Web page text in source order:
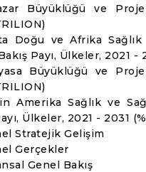
Büyüklüğü ve
Doğu ve Afrika Sağlık
Payı, Ülkeler, 2021 -
Büyüklüğü ve
Amerika Sağlık ve
Ülkeler, 2021 - 2031
Stratejik Gelişim
Gerçekler
Genel Bakış